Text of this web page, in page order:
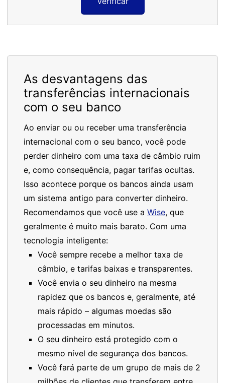
As desvantagens das
transferências internacionais
com o seu banco
Ao enviar ou ou receber uma transferência
internacional com o seu banco, você pode
perder dinheiro com uma taxa de câmbio ruim
e, como consequência, pagar tarifas ocultas.
Isso acontece porque os bancos ainda usam
um sistema antigo para converter dinheiro.
Recomendamos que você use a Wise, que
geralmente é muito mais barato. Com uma
tecnologia inteligente:
Você sempre recebe a melhor taxa de
câmbio, e tarifas baixas e transparentes.
Você envia o seu dinheiro na mesma
rapidez que os bancos e, geralmente, até
mais rápido – algumas moedas são
processadas em minutos.
O seu dinheiro está protegido com o
mesmo nível de segurança dos bancos.
Você fará parte de um grupo de mais de 2